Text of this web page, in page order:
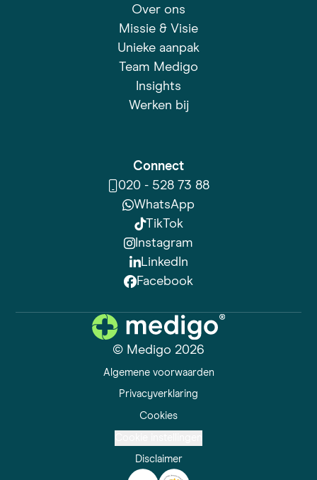
Over ons
Missie & Visie
Unieke aanpak
Team Medigo
Insights
Werken bij
Connect
020 - 528 73 88
WhatsApp
TikTok
Instagram
LinkedIn
Facebook
© Medigo 2026
Algemene voorwaarden
Privacyverklaring
Cookies
Disclaimer